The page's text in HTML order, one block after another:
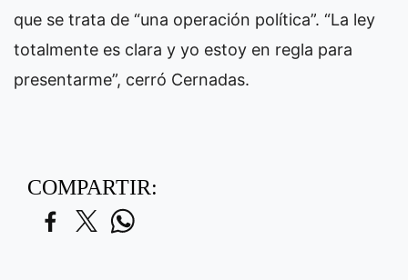
que se trata de “una operación política”. “La ley
totalmente es clara y yo estoy en regla para
presentarme”, cerró Cernadas.
COMPARTIR: